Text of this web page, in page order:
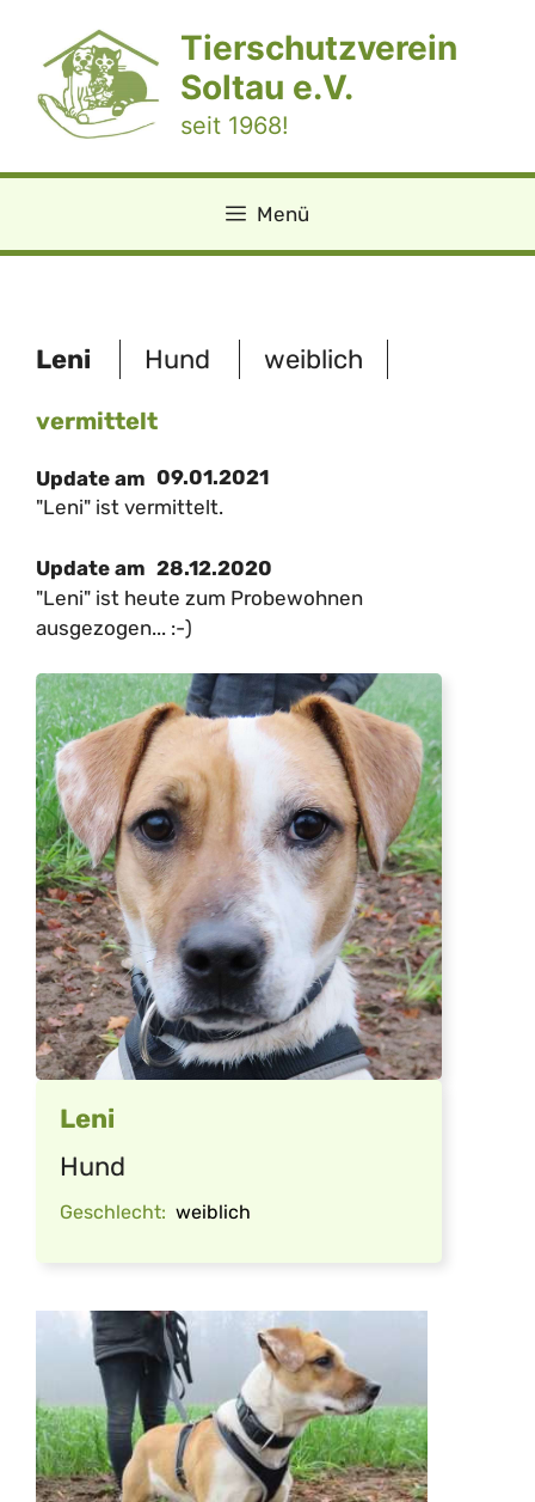
springen
Tierschutzverein
Soltau e.V.
seit 1968!
Menü
Leni Hund weiblich
vermittelt
Update am 09.01.2021
"Leni" ist vermittelt.
Update am 28.12.2020
"Leni" ist heute zum Probewohnen
ausgezogen... :-)
Leni
Hund
Geschlecht: weiblich